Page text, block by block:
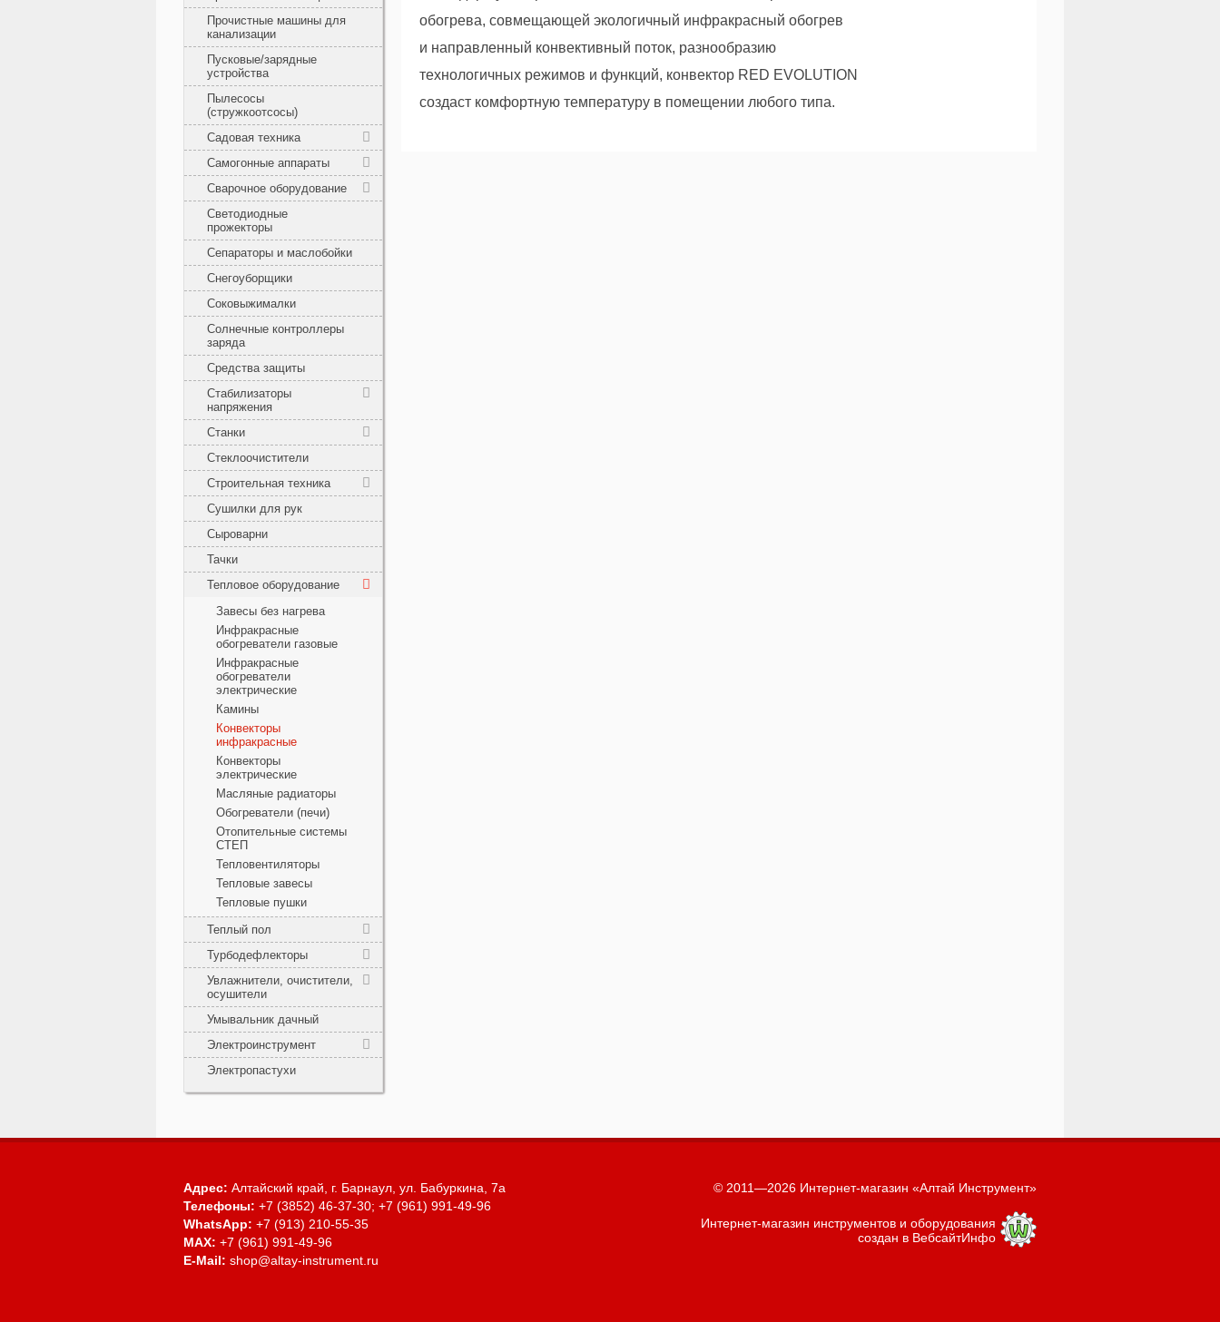
Прочистные машины для
канализации
Пусковые/зарядные
устройства
Пылесосы
(стружкоотсосы)
Садовая техника
Самогонные аппараты
Сварочное оборудование
Светодиодные
прожекторы
Сепараторы и маслобойки
Снегоуборщики
Соковыжималки
Солнечные контроллеры
заряда
Средства защиты
Стабилизаторы
напряжения
Станки
Стеклоочистители
Строительная техника
Сушилки для рук
Сыроварни
Тачки
Тепловое оборудование
Завесы без нагрева
Инфракрасные
обогреватели газовые
Инфракрасные
обогреватели
электрические
Камины
Конвекторы
инфракрасные
Конвекторы
электрические
Масляные радиаторы
Обогреватели (печи)
Отопительные системы
СТЕП
Тепловентиляторы
Тепловые завесы
Тепловые пушки
Теплый пол
Турбодефлекторы
Увлажнители, очистители,
осушители
Умывальник дачный
Электроинструмент
Электропастухи
обогрева, совмещающей экологичный инфракрасный обогрев
и направленный конвективный поток, разнообразию
технологичных режимов и функций, конвектор RED EVOLUTION
создаст комфортную температуру в помещении любого типа.
Адрес: Алтайский край, г. Барнаул, ул. Бабуркина, 7а
Телефоны: +7 (3852) 46-37-30; +7 (961) 991-49-96
WhatsApp: +7 (913) 210-55-35
MAX: +7 (961) 991-49-96
E-Mail: shop@altay-instrument.ru
© 2011—2026 Интернет-магазин «Алтай Инструмент»
Интернет-магазин инструментов и оборудования
создан в ВебсайтИнфо